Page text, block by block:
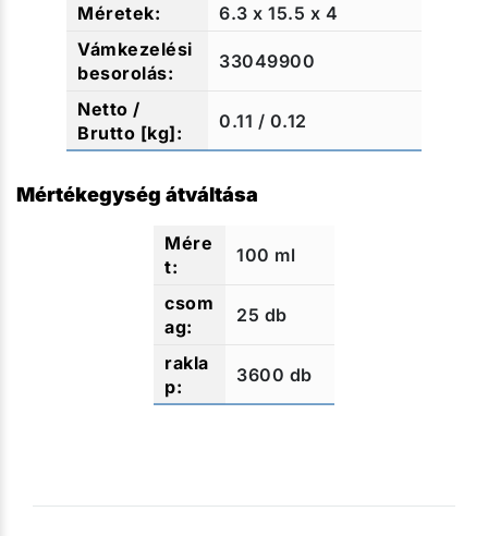
6.3 x 15.5 x 4
33049900
0.11 / 0.12
Mértékegység átváltása
100 ml
25 db
3600 db